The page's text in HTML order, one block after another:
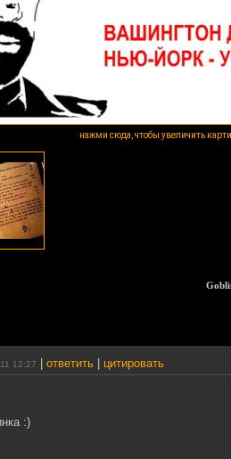
нажми сюда, чтобы увеличить
12:27 ответить цитировать
:)